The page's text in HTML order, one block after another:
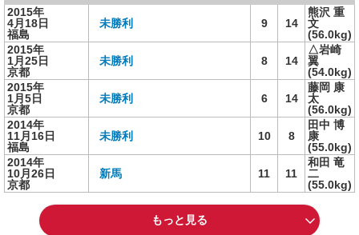
2015年
4月18日
福島
未勝利 9 14
熊沢 重
文
(56.0kg)
2015年
1月25日
京都
未勝利 8 14
△岩崎
翼
(54.0kg)
2015年
1月5日
京都
未勝利 6 14
藤岡 康
太
(56.0kg)
2014年
11月16日
福島
未勝利 10 8
田中 博
康
(55.0kg)
2014年
10月26日
京都
新馬 11 11
和田 竜
二
(55.0kg)
もっと見る